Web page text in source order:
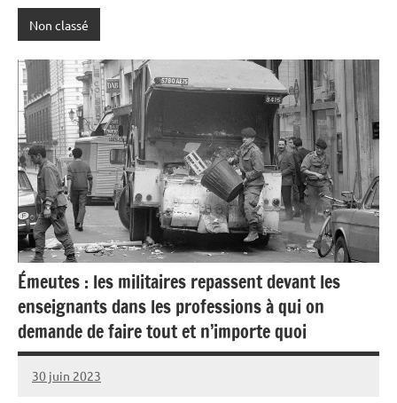
Non classé
Émeutes : les militaires repassent devant les
enseignants dans les professions à qui on
demande de faire tout et n’importe quoi
30 juin 2023
Caporal
2